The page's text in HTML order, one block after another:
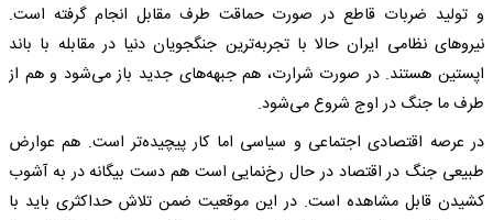
و تولید ضربات قاطع در صورت حماقت طرف مقابل انجام گرفته است.
نیروهای نظامی ایران حالا با تجربه‌ترین جنگجویان دنیا در مقابله با باند
اپستین هستند. در صورت شرارت، هم جبهه‌های جدید باز می‌شود و هم از
طرف ما جنگ در اوج شروع می‌شود.
در عرصه اقتصادی اجتماعی و سیاسی اما کار پیچیده‌تر است. هم عوارض
طبیعی جنگ در اقتصاد در حال رخ‌نمایی است هم دست بیگانه در به آشوب
کشیدن قابل مشاهده است. در این موقعیت ضمن تلاش حداکثری باید با